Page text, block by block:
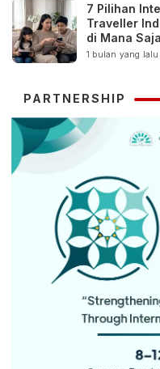
7 Pilihan
Traveller
di Mana Saja
1 bulan yang lalu
PARTNERSHIP